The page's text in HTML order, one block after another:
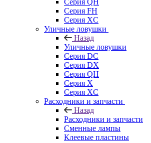
Серия QH
Серия FH
Серия XC
Уличные ловушки
Назад
Уличные ловушки
Серия DC
Серия DX
Серия QH
Серия X
Серия XC
Расходники и запчасти
Назад
Расходники и запчасти
Сменные лампы
Клеевые пластины